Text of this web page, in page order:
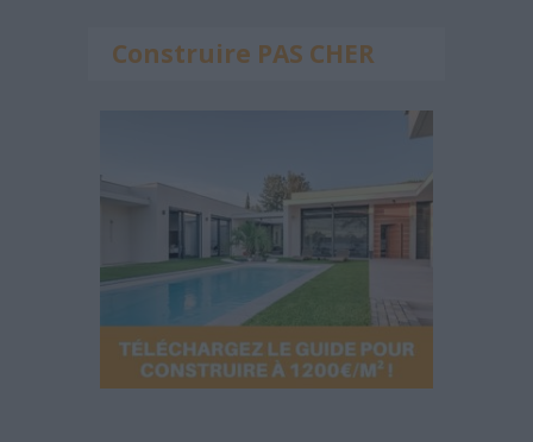
Construire PAS CHER